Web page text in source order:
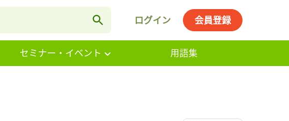
ログイン 会員登録
セミナー・イベント 用語集